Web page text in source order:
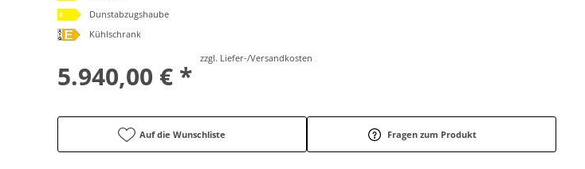
Dunstabzugshaube
Kühlschrank
5.940,00 € *
zzgl. Liefer-/Versandkosten
Auf die Wunschliste Fragen zum Produkt